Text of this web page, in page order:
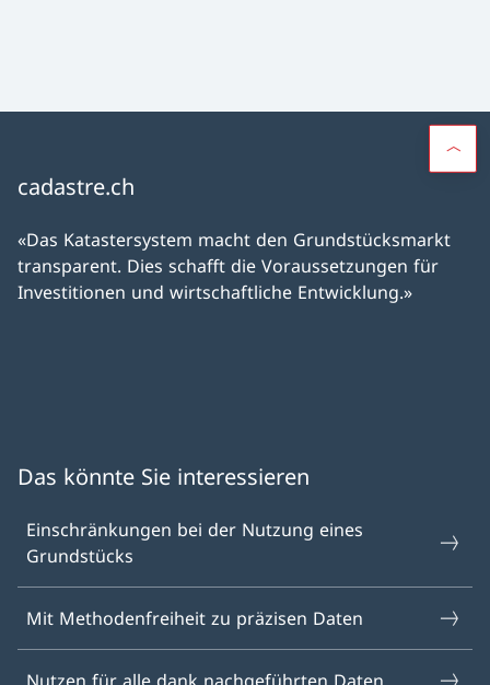
cadastre.ch
«Das Katastersystem macht den Grundstücksmarkt
transparent. Dies schafft die Voraussetzungen für
Investitionen und wirtschaftliche Entwicklung.»
Das könnte Sie interessieren
Einschränkungen bei der Nutzung eines
Grundstücks
Mit Methodenfreiheit zu präzisen Daten